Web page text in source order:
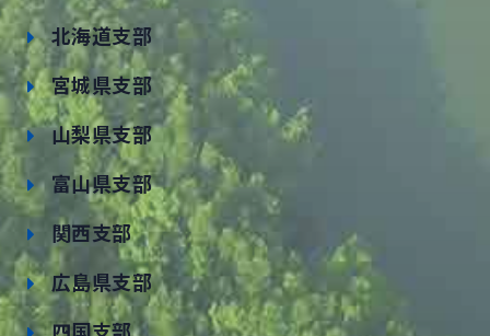
北海道支部
宮城県支部
山梨県支部
富山県支部
関西支部
広島県支部